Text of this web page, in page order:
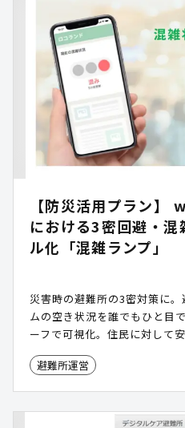
【防災活用プラン】
における3密回避・混
ル化「混雑ランプ」
災害時の避難所の3密対策に
ムの空き状況を誰でもひと目
ーフで可視化。住民に対して
混雑情報発信サービス。
避難所運営